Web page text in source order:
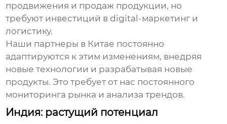
продвижения и продаж продукции, но
требуют инвестиций в digital-маркетинг и
логистику.
Наши партнеры в Китае постоянно
адаптируются к этим изменениям, внедряя
новые технологии и разрабатывая новые
продукты. Это требует от нас постоянного
мониторинга рынка и анализа трендов.
Индия: растущий потенциал